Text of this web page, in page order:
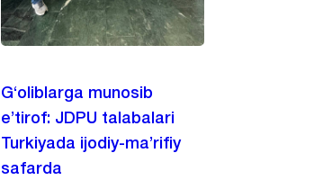
G‘oliblarga munosib
e’tirof: JDPU talabalari
Turkiyada ijodiy-ma’rifiy
safarda